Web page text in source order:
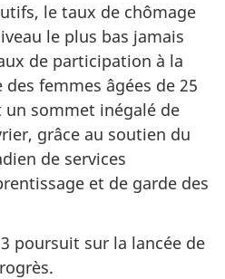
le taux de chômage
le plus bas jamais
de participation à la
femmes âgées de 25
un sommet inégalé de
grâce au soutien du
de services
et de garde des
poursuit sur la lancée de